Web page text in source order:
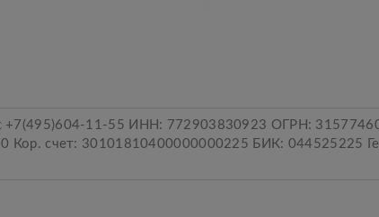
+7(495)604-11-55 ИНН: 772903830923 ОГРН:
Кор. счет: 30101810400000000225 БИК: 044525225